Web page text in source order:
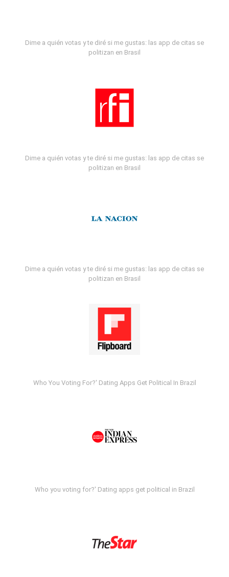
Dime a quién votas y te diré si me gustas: las app de citas se
politizan en Brasil
Dime a quién votas y te diré si me gustas: las app de citas se
politizan en Brasil
Dime a quién votas y te diré si me gustas: las app de citas se
politizan en Brasil
Who You Voting For?' Dating Apps Get Political In Brazil
Who you voting for?' Dating apps get political in Brazil